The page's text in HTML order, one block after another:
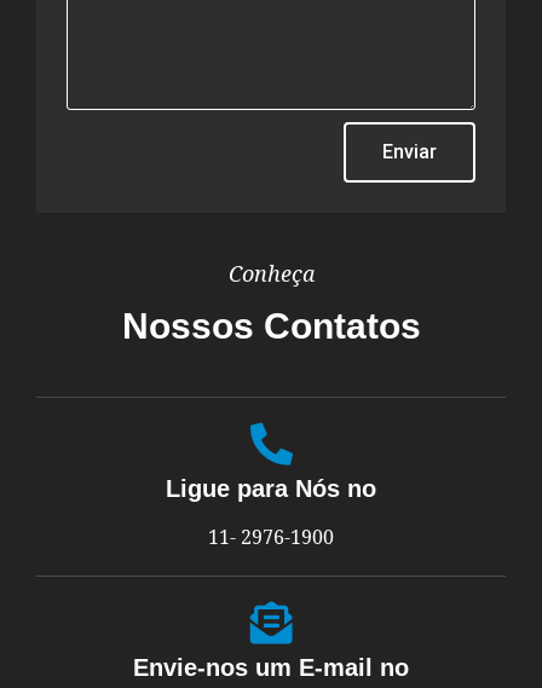
Conheça
Nossos Contatos
Ligue para Nós no
11- 2976-1900
Envie-nos um E-mail no
Enviar